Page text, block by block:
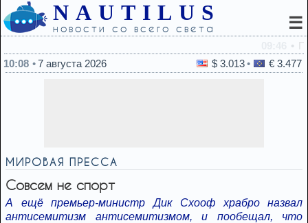
NAUTILUS
новости со всего света ☰
Пять популярных лекарств, которые категорически
10:08
7 августа 2026 $ 3.013 € 3.477
МИРОВАЯ ПРЕССА
Совсем не спорт
А ещё премьер-министр Дик Схооф храбро назвал
антисемитизм антисемитизмом, и пообещал, что